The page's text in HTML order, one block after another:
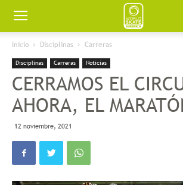
Worldskate
America
Inicio Disciplinas Carreras
Disciplinas Carreras Noticias
CERRAMOS EL
AHORA, EL
12 noviembre, 2021